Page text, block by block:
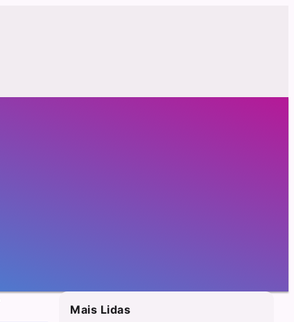
Mais Lidas